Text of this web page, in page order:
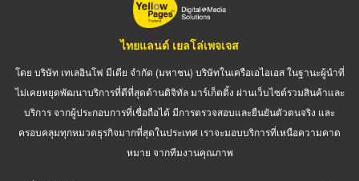
ไทยแลนด์ เยลโล่เพจเจส
โดย บริษัท เทเลอินโฟ มีเดีย จำกัด (มหาชน) บริษัทในเครือเอไอเอส ในฐานะผู้นำที่
ไม่เคยหยุดพัฒนาบริการที่ดีที่สุดด้านดิจิทัล มาร์เก็ตติ้ง ผ่านเว็บไซต์รวมสินค้าและ
บริการ จากผู้ประกอบการที่เชื่อถือได้ มีการตรวจสอบและยืนยันตัวตนจริง และ
ครอบคลุมทุกหมวดธุรกิจมากที่สุดในประเทศ เราจะมอบบริการที่เหนือความคาด
หมาย จากทีมงานคุณภาพ